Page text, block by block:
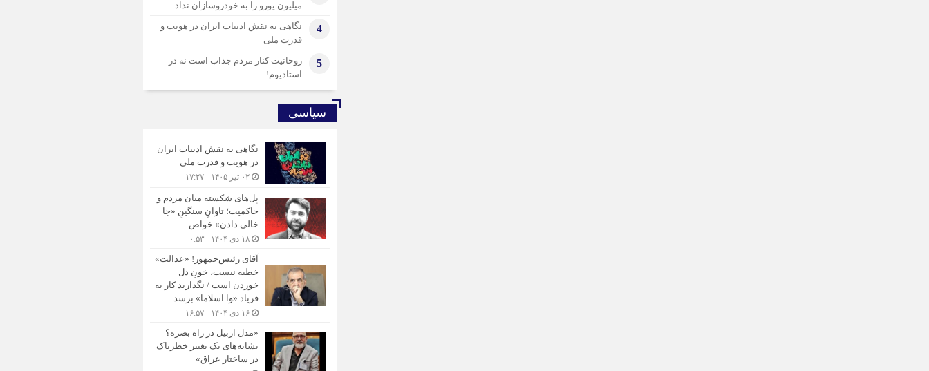
میلیون یورو را به خودروسازان نداد
4
نگاهی به نقش ادبیات ایران در هویت و
قدرت ملی
5
روحانیت کنار مردم جذاب است نه در
استادیوم!
سیاسی
نگاهی به نقش ادبیات ایران
در هویت و قدرت ملی
پل‌های شکسته میان مردم و
حاکمیت؛ تاوانِ سنگینِ «جا
خالی دادن» خواص
آقای رئیس‌جمهور! «عدالت»
خطبه نیست، خونِ دل
خوردن است / نگذارید کار به
فریاد «وا اسلاما» برسد
«مدل اربیل در راه بصره؟
نشانه‌های یک تغییر خطرناک
در ساختار عراق»